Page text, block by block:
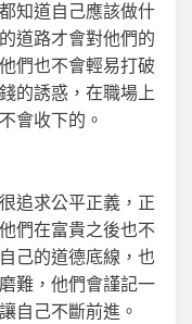
知道自己應該做什
道路才會對他們的
們也不會輕易打破
的誘惑，在職場上
會收下的。
求公平正義，正
們在富貴之後也不
己的道德底線，也
難，他們會謹記一
自己不斷前進。